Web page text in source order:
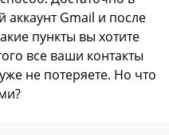
аккаунт Gmail и после
пункты вы хотите
все ваши контакты
не потеряете. Но что